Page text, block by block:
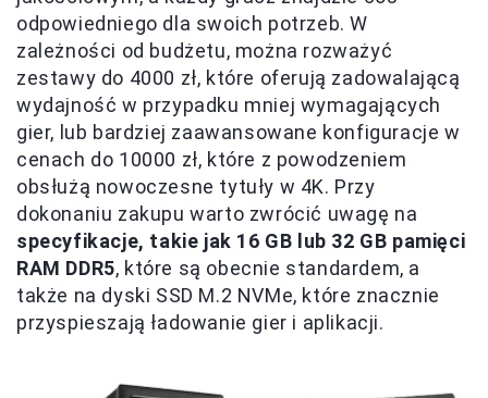
odpowiedniego dla swoich potrzeb. W
zależności od budżetu, można rozważyć
zestawy do 4000 zł, które oferują zadowalającą
wydajność w przypadku mniej wymagających
gier, lub bardziej zaawansowane konfiguracje w
cenach do 10000 zł, które z powodzeniem
obsłużą nowoczesne tytuły w 4K. Przy
dokonaniu zakupu warto zwrócić uwagę na
specyfikacje, takie jak 16 GB lub 32 GB pamięci
RAM DDR5, które są obecnie standardem, a
także na dyski SSD M.2 NVMe, które znacznie
przyspieszają ładowanie gier i aplikacji.